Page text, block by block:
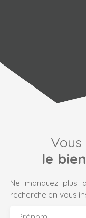
le
Ne manquez plus
recherche en vous